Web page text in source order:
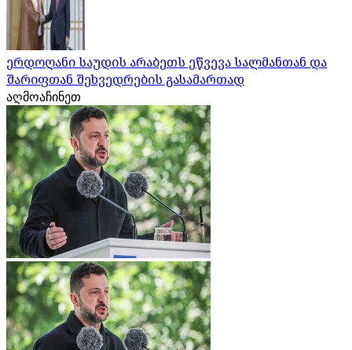
ერდოღანი საუდის არაბეთს ეწვევა სალმანთან და
შარიფთან შეხვედრების გასამართად
აღმოაჩინეთ